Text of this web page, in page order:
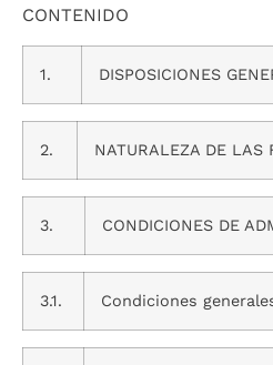
CONTENIDO
1. DISPOSICIONES
2. NATURALEZA DE LAS
3. CONDICIONES DE
3.1. Condiciones